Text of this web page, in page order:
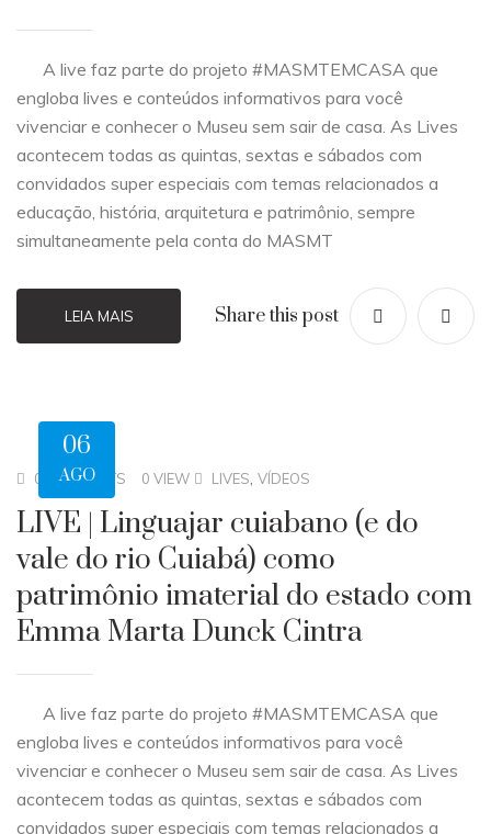
A live faz parte do projeto #MASMTEMCASA que
engloba lives e conteúdos informativos para você
vivenciar e conhecer o Museu sem sair de casa. As Lives
acontecem todas as quintas, sextas e sábados com
convidados super especiais com temas relacionados a
educação, história, arquitetura e patrimônio, sempre
simultaneamente pela conta do MASMT
LEIA MAIS Share this post
06
AGO
0 COMMENTS 0 VIEW LIVES, VÍDEOS
LIVE | Linguajar cuiabano (e do
vale do rio Cuiabá) como
patrimônio imaterial do estado com
Emma Marta Dunck Cintra
A live faz parte do projeto #MASMTEMCASA que
engloba lives e conteúdos informativos para você
vivenciar e conhecer o Museu sem sair de casa. As Lives
acontecem todas as quintas, sextas e sábados com
convidados super especiais com temas relacionados a